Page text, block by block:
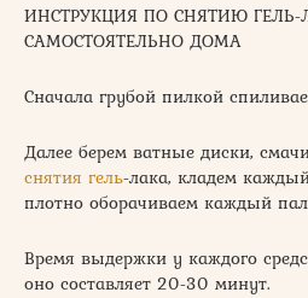
ИНСТРУКЦИЯ ПО СНЯТИЮ ГЕЛЬ-
САМОСТОЯТЕЛЬНО ДОМА
Сначала грубой пилкой
Далее берем ватные диски,
снятия гель-лака, кладем
плотно оборачиваем каждый
Время выдержки у каждого
оно составляет 20-30 минут.